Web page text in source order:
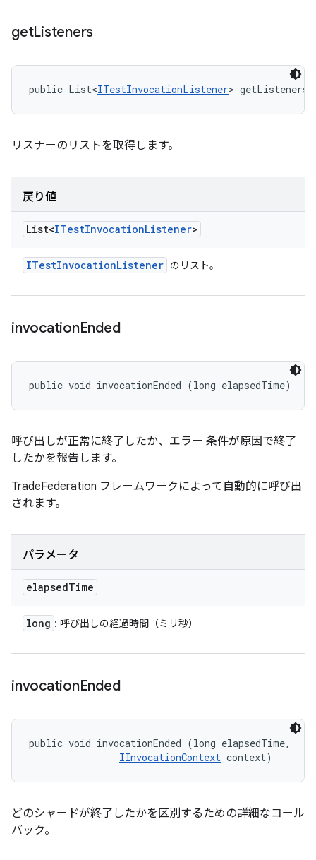
getListeners
public List<ITestInvocationListener>
リスナーのリストを取得します。
戻り値
List<ITestInvocationListener>
ITestInvocationListener のリスト。
invocationEnded
public void invocationEnded (long elapsedTime)
呼び出しが正常に終了したか、エラー 条件が原因で終了
したかを報告します。
TradeFederation フレームワークによって自動的に呼び出
されます。
パラメータ
elapsedTime
long : 呼び出しの経過時間（ミリ秒）
invocationEnded
public void invocationEnded (long elapsedTime,
IInvocationContext context)
どのシャードが終了したかを区別するための詳細なコール
バック。